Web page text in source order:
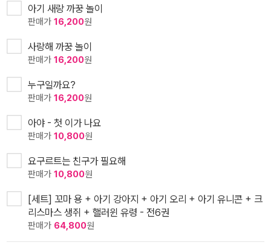
아기 새랑 까꿍 놀이
판매가 16,200원
사랑해 까꿍 놀이
판매가 16,200원
누구일까요?
판매가 16,200원
아야 - 첫 이가 나요
판매가 10,800원
요구르트는 친구가 필요해
판매가 10,800원
[세트] 꼬마 용 + 아기 강아지 + 아기 오리 + 아기 유니콘 + 크
리스마스 생쥐 + 핼러윈 유령 - 전6권
판매가 64,800원